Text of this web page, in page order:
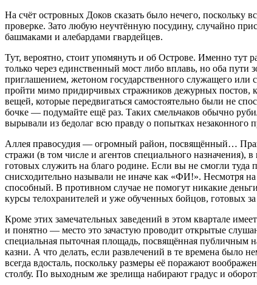
На счёт островных Доков сказать было нечего, поскольку
проверке. Зато любую неучтённую посудину, случайно
башмаками и алебардами гвардейцев.
Тут, вероятно, стоит упомянуть и об Острове. Именно тут
только через единственный мост либо вплавь, но оба пути
приглашением, жетоном государственного служащего или
пройти мимо придирчивых стражников дежурных постов,
вещей, которые передвигаться самостоятельно были не
бочке — подумайте ещё раз. Таких смельчаков обычно
вырывали из бедолаг всю правду о попытках незаконного
Аллея правосудия — огромный район, посвящённый…
стражи (в том числе и агентов специального назначения),
готовых служить на благо родине. Если вы не смогли туда
снисходительно называли не иначе как «ФИ!». Несмотря
способный. В противном случае не помогут никакие
курсы телохранителей и уже обученных бойцов, готовых
Кроме этих замечательных заведений в этом квартале
и понятно — место это зачастую проводит открытые
специальная пыточная площадь, посвящённая публичным
казни. А что делать, если развлечений в те времена было
всегда вдосталь, поскольку размеры её поражают
столбу. По выходным же зрелища набирают градус и